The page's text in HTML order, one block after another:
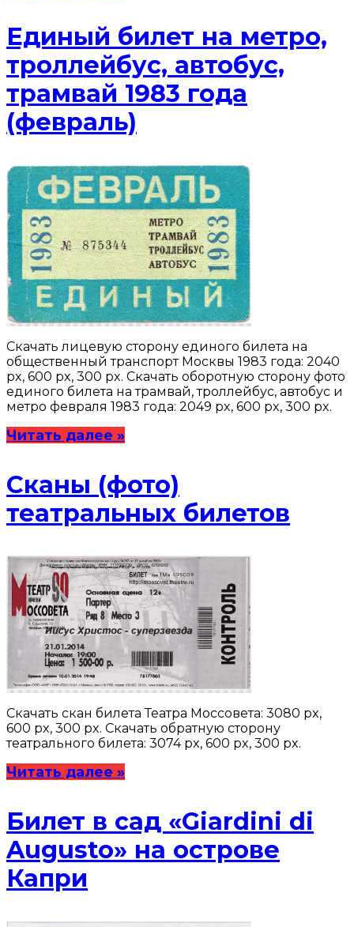
Единый билет на метро,
троллейбус, автобус,
трамвай 1983 года
(февраль)
Скачать лицевую сторону единого билета на
общественный транспорт Москвы 1983 года: 2040
px, 600 px, 300 px. Скачать оборотную сторону фото
единого билета на трамвай, троллейбус, автобус и
метро февраля 1983 года: 2049 px, 600 px, 300 px.
Читать далее »
Сканы (фото)
театральных билетов
Скачать скан билета Театра Моссовета: 3080 px,
600 px, 300 px. Скачать обратную сторону
театрального билета: 3074 px, 600 px, 300 px.
Читать далее »
Билет в сад «Giardini di
Augusto» на острове
Капри